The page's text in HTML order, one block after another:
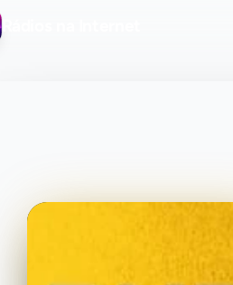
Rádios na Internet